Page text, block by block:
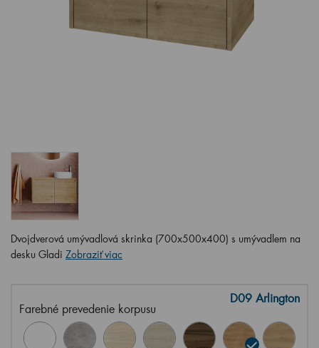
Dvojdverová umývadlová skrinka (700x500x400) s umývadlem na
desku Gladi Zobraziť viac
Farebné prevedenie korpusu
D09 Arlington